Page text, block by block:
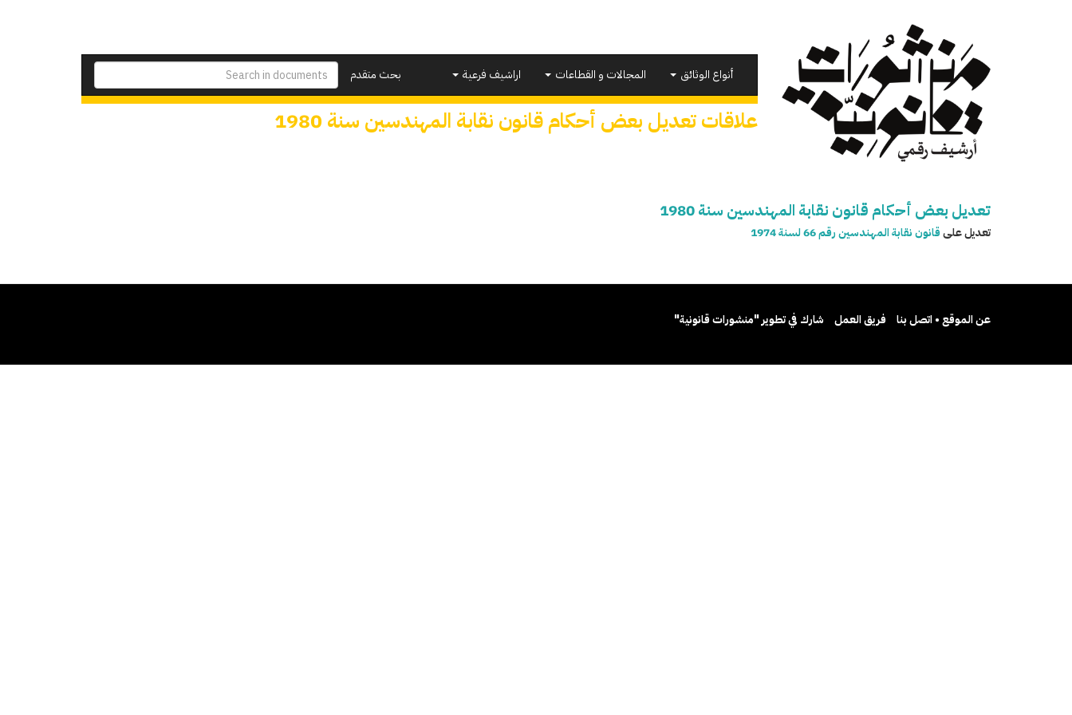
بحث متقدم
أنواع الوثائق المجالات و القطاعات اراشيف فرعية
علاقات تعديل بعض أحكام قانون نقابة المهندسين سنة 1980
تعديل بعض أحكام قانون نقابة المهندسين سنة 1980
تعديل علىقانون نقابة المهندسين رقم 66 لسنة 1974
عن الموقع • اتصل بنا فريق العمل شارك في تطوير "منشورات قانونية"